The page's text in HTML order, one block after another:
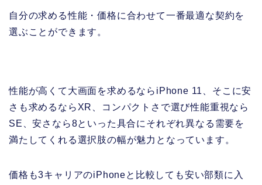
自分の求める性能・価格に合わせて一番最適な契約を
選ぶことができます。
性能が高くて大画面を求めるならiPhone 11、そこに安
さも求めるならXR、コンパクトさで選び性能重視なら
SE、安さなら8といった具合にそれぞれ異なる需要を
満たしてくれる選択肢の幅が魅力となっています。
価格も3キャリアのiPhoneと比較しても安い部類に入